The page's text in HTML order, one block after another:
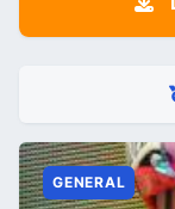
GENERAL